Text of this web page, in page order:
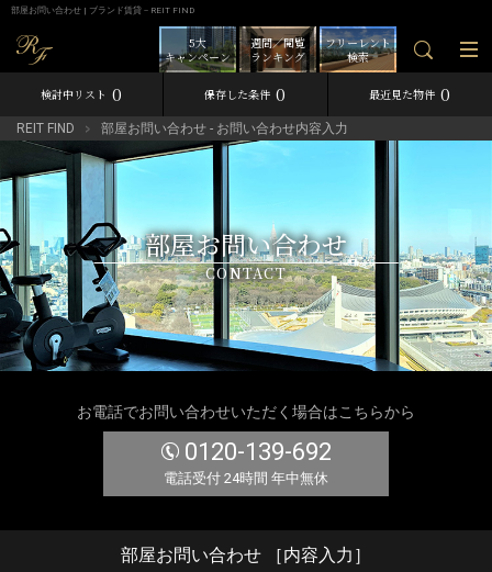
部屋お問い合わせ | ブランド賃貸－REIT FIND
フリーレント
検索
週間／閲覧
ランキング
5大
キャンペーン
検討中リスト 0 保存した条件 0 最近見た物件 0
REIT FIND 部屋お問い合わせ - お問い合わせ内容入力
部屋お問い合わせ
CONTACT
お電話でお問い合わせいただく場合はこちらから
0120-139-692
電話受付 24時間 年中無休
部屋お問い合わせ ［内容入力］